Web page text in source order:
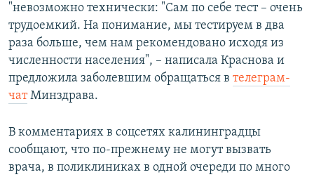
"невозможно технически: "Сам по себе тест – очень
трудоемкий. На понимание, мы тестируем в два
раза больше, чем нам рекомендовано исходя из
численности населения", – написала Краснова и
предложила заболевшим обращаться в телеграм-
чатМинздрава.
В комментариях в соцсетях калининградцы
сообщают, что по-прежнему не могут вызвать
врача, в поликлиниках в одной очереди по много